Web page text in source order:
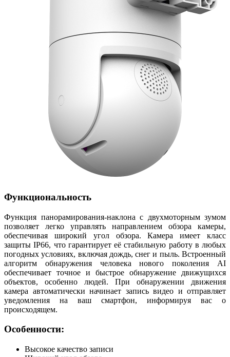
Функциональность
Функция панорамирования-наклона с двухмоторным зумом
позволяет легко управлять направлением обзора камеры,
обеспечивая широкий угол обзора. Камера имеет класс
защиты IP66, что гарантирует её стабильную работу в любых
погодных условиях, включая дождь, снег и пыль. Встроенный
алгоритм обнаружения человека нового поколения AI
обеспечивает точное и быстрое обнаружение движущихся
объектов, особенно людей. При обнаружении движения
камера автоматически начинает запись видео и отправляет
уведомления на ваш смартфон, информируя вас о
происходящем.
Особенности:
Высокое качество записи